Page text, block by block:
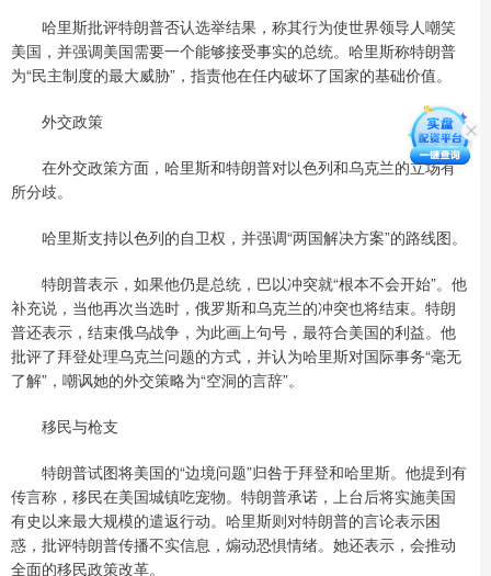
哈里斯批评特朗普否认选举结果，称其行为使世界领导人嘲笑
美国，并强调美国需要一个能够接受事实的总统。哈里斯称特朗普
为“民主制度的最大威胁”，指责他在任内破坏了国家的基础价值。
外交政策
在外交政策方面，哈里斯和特朗普对以色列和乌克兰的立场有
所分歧。
哈里斯支持以色列的自卫权，并强调“两国解决方案”的路线图。
特朗普表示，如果他仍是总统，巴以冲突就“根本不会开始”。他
补充说，当他再次当选时，俄罗斯和乌克兰的冲突也将结束。特朗
普还表示，结束俄乌战争，为此画上句号，最符合美国的利益。他
批评了拜登处理乌克兰问题的方式，并认为哈里斯对国际事务“毫无
了解”，嘲讽她的外交策略为“空洞的言辞”。
移民与枪支
特朗普试图将美国的“边境问题”归咎于拜登和哈里斯。他提到有
传言称，移民在美国城镇吃宠物。特朗普承诺，上台后将实施美国
有史以来最大规模的遣返行动。哈里斯则对特朗普的言论表示困
惑，批评特朗普传播不实信息，煽动恐惧情绪。她还表示，会推动
全面的移民政策改革。